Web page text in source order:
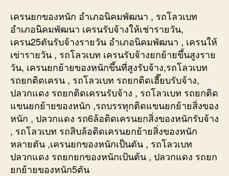
เครนยกของหนัก อำเภอนิคมพัฒนา , รถโลวเบท
อำเภอนิคมพัฒนา เครนรับจ้างให้เช่ารายวัน,
เครน25ตันรับจ้างรายวัน อำเภอนิคมพัฒนา , เครนให้
เข่ารายวัน , รถโลวเบท เครนรับจ้างยกย้ายขึ้นสูงราย
วัน, เครนยกย้ายของหนักขึ้นที่สูงรับจ้าง,รถโลวเบท
รถยกติดเครน , รถโลวเบท รถยกติดเฮี๊ยบรับจ้าง,
ปลวกแดง รถยกติดเครนรับจ้าง , รถโลวเบท รถยกติด
แขนยกย้ายของหนัก ,รถบรรทุกติดแขนยกย้ายสิ่งของ
หนัก , ปลวกแดง รถ6ล้อติดเครนยกสิ่งของหนักรับจ้าง
, รถโลวเบท รถสิบล้อติดเครนยกย้ายสิ่งของหนัก
หลายตัน ,เครนยกของหนักเป็นตัน , รถโลวเบท
ปลวกแดง รถยกยกของหนักเป้นต้น , ปลวกแดง รถยก
ยกย้ายของหนัก5ตัน